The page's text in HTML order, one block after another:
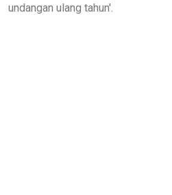
undangan ulang tahun'.